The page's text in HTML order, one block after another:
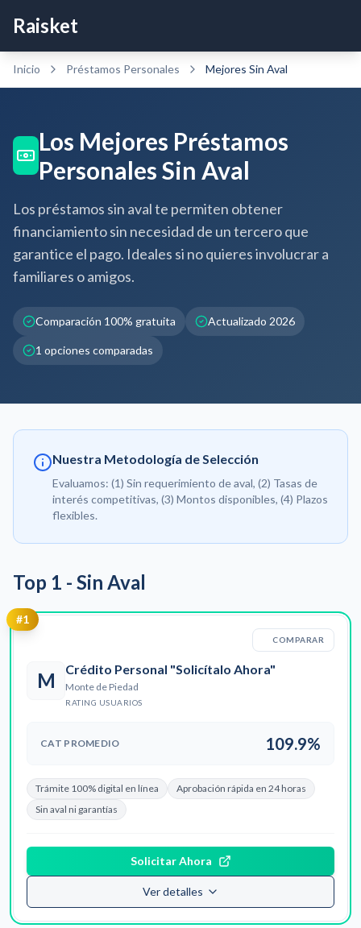
Raisket
Inicio Préstamos Personales Mejores Sin Aval
Los Mejores Préstamos
Personales Sin Aval
Los préstamos sin aval te permiten obtener
financiamiento sin necesidad de un tercero que
garantice el pago. Ideales si no quieres involucrar a
familiares o amigos.
Comparación 100% gratuita Actualizado 2026
1 opciones comparadas
Nuestra Metodología de Selección
Evaluamos: (1) Sin requerimiento de aval, (2) Tasas de
interés competitivas, (3) Montos disponibles, (4) Plazos
flexibles.
Top 1 - Sin Aval
#1
COMPARAR
M Crédito Personal "Solicítalo Ahora"
Monte de Piedad
RATING USUARIOS
CAT PROMEDIO 109.9%
Trámite 100% digital en línea
Aprobación rápida en 24 horas
Sin aval ni garantías
Solicitar Ahora
Ver detalles